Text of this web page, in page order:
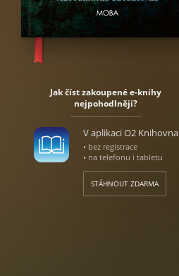
Jak číst zakoupené e-knihy
nejpohodlněji?
V aplikaci O2 Knihovna
• bez registrace
• na telefonu i tabletu
STÁHNOUT ZDARMA